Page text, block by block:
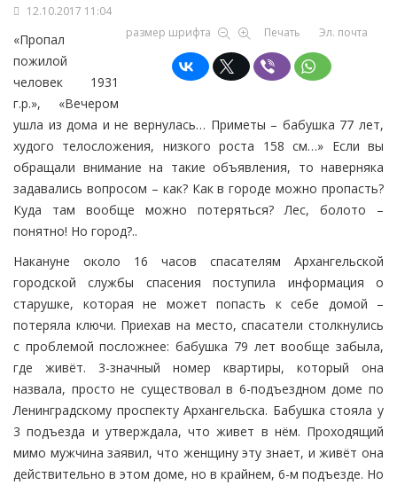
12.10.2017 11:04
размер шрифта
Печать Эл. почта
«Пропал
пожилой
человек 1931
г.р.», «Вечером
ушла из дома и не вернулась… Приметы – бабушка 77 лет,
худого телосложения, низкого роста 158 см…» Если вы
обращали внимание на такие объявления, то наверняка
задавались вопросом – как? Как в городе можно пропасть?
Куда там вообще можно потеряться? Лес, болото –
понятно! Но город?..
Накануне около 16 часов спасателям Архангельской
городской службы спасения поступила информация о
старушке, которая не может попасть к себе домой –
потеряла ключи. Приехав на место, спасатели столкнулись
с проблемой посложнее: бабушка 79 лет вообще забыла,
где живёт. 3-значный номер квартиры, который она
назвала, просто не существовал в 6-подъездном доме по
Ленинградскому проспекту Архангельска. Бабушка стояла у
3 подъезда и утверждала, что живет в нём. Проходящий
мимо мужчина заявил, что женщину эту знает, и живёт она
действительно в этом доме, но в крайнем, 6-м подъезде. Но